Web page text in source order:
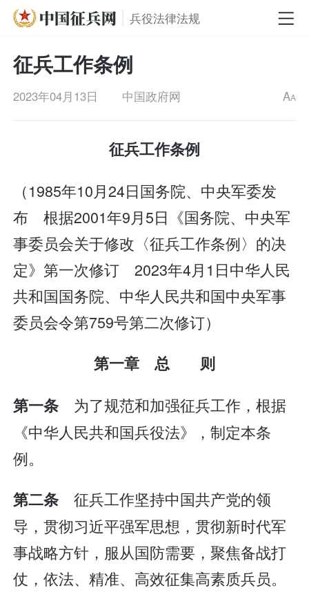
兵役法律法规
征兵工作条例
2023年04月13日 中国政府网 AA
征兵工作条例
（1985年10月24日国务院、中央军委发
布 根据2001年9月5日《国务院、中央军
事委员会关于修改〈征兵工作条例〉的决
定》第一次修订 2023年4月1日中华人民
共和国国务院、中华人民共和国中央军事
委员会令第759号第二次修订）
第一章 总 则
第一条 为了规范和加强征兵工作，根据
《中华人民共和国兵役法》，制定本条
例。
第二条 征兵工作坚持中国共产党的领
导，贯彻习近平强军思想，贯彻新时代军
事战略方针，服从国防需要，聚焦备战打
仗，依法、精准、高效征集高素质兵员。